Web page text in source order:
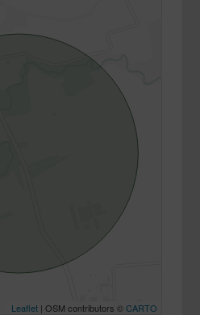
Leaflet| OSM contributors ©CARTO